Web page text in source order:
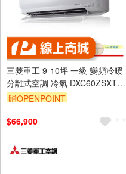
三菱重工 9-10坪 一級 變頻冷暖
分離式空調 冷氣 DXC60ZSXT2-
W/DXK60ZSXT2-W
贈OPENPOINT
$66,900